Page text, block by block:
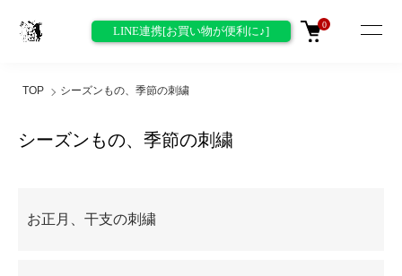
LINE連携[お買い物が便利に♪] 0
TOP シーズンもの、季節の刺繍
シーズンもの、季節の刺繍
お正月、干支の刺繍